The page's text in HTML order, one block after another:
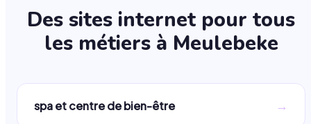
Des sites internet pour tous
les métiers à Meulebeke
spa et centre de bien-être →